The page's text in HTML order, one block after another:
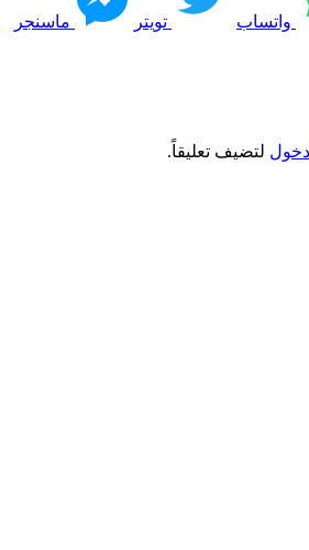
واتساب تويتر ماسنجر
لتضيف تعليقاً.